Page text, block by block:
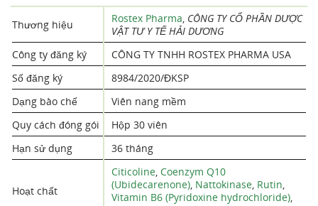
Thương hiệu Rostex Pharma, CÔNG TY CỔ PHẦN DƯỢC
VẬT TƯ Y TẾ HẢI DƯƠNG
Công ty đăng ký
CÔNG TY TNHH ROSTEX PHARMA USA
Số đăng ký
8984/2020/ĐKSP
Dạng bào chế
Viên nang mềm
Quy cách đóng gói
Hộp 30 viên
Hạn sử dụng
36 tháng
Hoạt chất
Citicoline, Coenzym Q10
(Ubidecarenone), Nattokinase, Rutin,
Vitamin B6 (Pyridoxine hydrochloride),